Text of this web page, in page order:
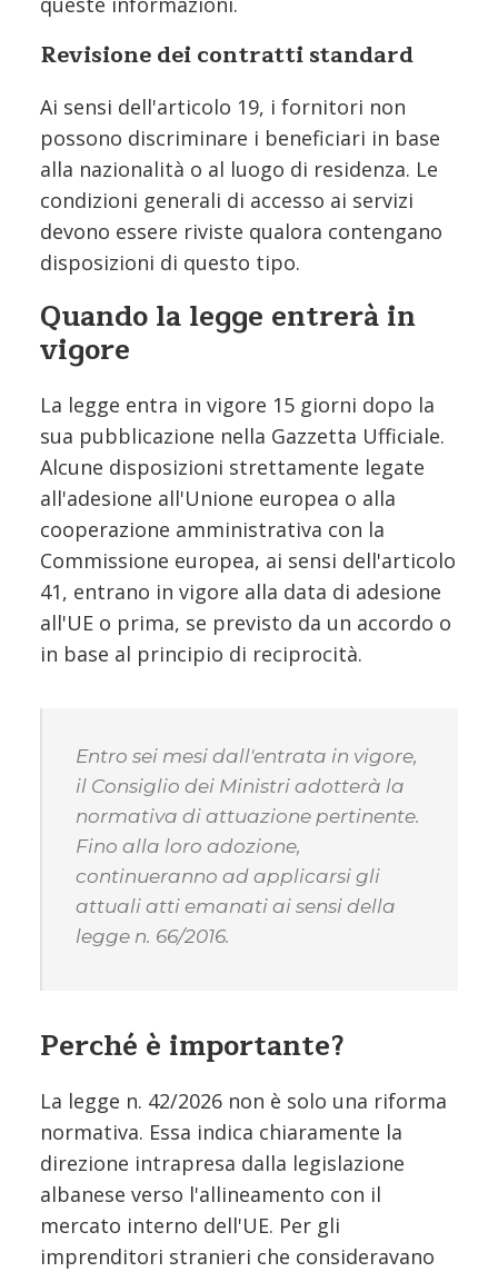
Revisione dei contratti standard
Ai sensi dell'articolo 19, i fornitori non
possono discriminare i beneficiari in base
alla nazionalità o al luogo di residenza. Le
condizioni generali di accesso ai servizi
devono essere riviste qualora contengano
disposizioni di questo tipo.
Quando la legge entrerà in
vigore
La legge entra in vigore 15 giorni dopo la
sua pubblicazione nella Gazzetta Ufficiale.
Alcune disposizioni strettamente legate
all'adesione all'Unione europea o alla
cooperazione amministrativa con la
Commissione europea, ai sensi dell'articolo
41, entrano in vigore alla data di adesione
all'UE o prima, se previsto da un accordo o
in base al principio di reciprocità.
Entro sei mesi dall'entrata in vigore,
il Consiglio dei Ministri adotterà la
normativa di attuazione pertinente.
Fino alla loro adozione,
continueranno ad applicarsi gli
attuali atti emanati ai sensi della
legge n. 66/2016.
Perché è importante?
La legge n. 42/2026 non è solo una riforma
normativa. Essa indica chiaramente la
direzione intrapresa dalla legislazione
albanese verso l'allineamento con il
mercato interno dell'UE. Per gli
imprenditori stranieri che consideravano